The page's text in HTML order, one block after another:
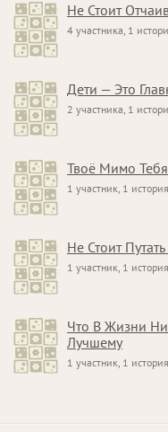
Не Стоит
4 участника, 1
Дети — Это
2 участника, 1
Твоё Мимо
1 участник, 1 история
Не Стоит
1 участник, 1 история
Что В Жизни
Лучшему
1 участник, 1 история